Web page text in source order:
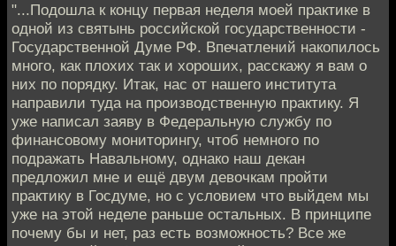
"...Подошла к концу первая неделя моей практике в
одной из святынь российской государственности -
Государственной Думе РФ. Впечатлений накопилось
много, как плохих так и хороших, расскажу я вам о
них по порядку. Итак, нас от нашего института
направили туда на производственную практику. Я
уже написал заяву в Федеральную службу по
финансовому мониторингу, чтоб немного по
подражать Навальному, однако наш декан
предложил мне и ещё двум девочкам пройти
практику в Госдуме, но с условием что выйдем мы
уже на этой неделе раньше остальных. В принципе
почему бы и нет, раз есть возможность? Все же